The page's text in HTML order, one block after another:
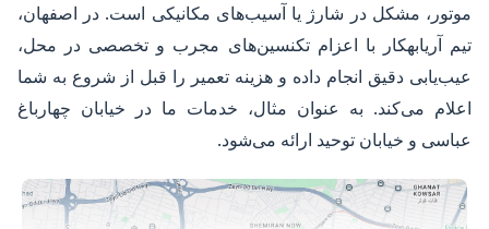
موتور، مشکل در شارژ یا آسیب‌های مکانیکی است. در اصفهان،
تیم آریابهکار با اعزام تکنسین‌های مجرب و تخصصی در محل،
عیب‌یابی دقیق انجام داده و هزینه تعمیر را قبل از شروع به شما
اعلام می‌کند. به عنوان مثال، خدمات ما در خیابان چهارباغ
عباسی و خیابان توحید ارائه می‌شود.